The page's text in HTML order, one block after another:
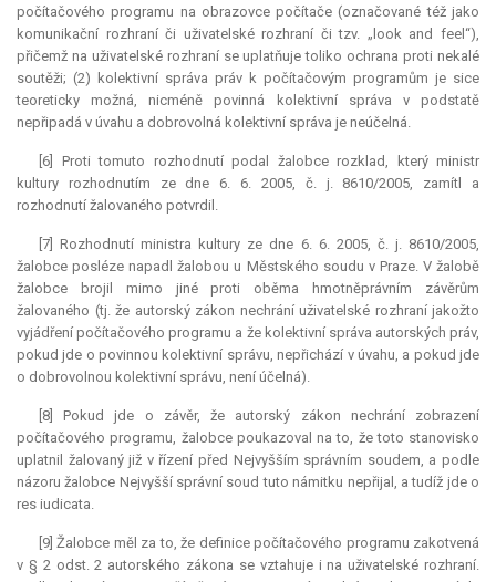
počítačového programu na obrazovce počítače (označované též jako
komunikační rozhraní či uživatelské rozhraní či tzv. „look and feel“),
přičemž na uživatelské rozhraní se uplatňuje toliko ochrana proti nekalé
soutěži; (2) kolektivní správa práv k počítačovým programům je sice
teoreticky možná, nicméně povinná kolektivní správa v podstatě
nepřipadá v úvahu a dobrovolná kolektivní správa je neúčelná.
[6] Proti tomuto rozhodnutí podal žalobce rozklad, který ministr
kultury rozhodnutím ze dne 6. 6. 2005, č. j. 8610/2005, zamítl a
rozhodnutí žalovaného potvrdil.
[7] Rozhodnutí ministra kultury ze dne 6. 6. 2005, č. j. 8610/2005,
žalobce posléze napadl žalobou u Městského soudu v Praze. V žalobě
žalobce brojil mimo jiné proti oběma hmotněprávním závěrům
žalovaného (tj. že autorský zákon nechrání uživatelské rozhraní jakožto
vyjádření počítačového programu a že kolektivní správa autorských práv,
pokud jde o povinnou kolektivní správu, nepřichází v úvahu, a pokud jde
o dobrovolnou kolektivní správu, není účelná).
[8] Pokud jde o závěr, že autorský zákon nechrání zobrazení
počítačového programu, žalobce poukazoval na to, že toto stanovisko
uplatnil žalovaný již v řízení před Nejvyšším správním soudem, a podle
názoru žalobce Nejvyšší správní soud tuto námitku nepřijal, a tudíž jde o
res iudicata.
[9] Žalobce měl za to, že definice počítačového programu zakotvená
v § 2 odst. 2 autorského zákona se vztahuje i na uživatelské rozhraní.